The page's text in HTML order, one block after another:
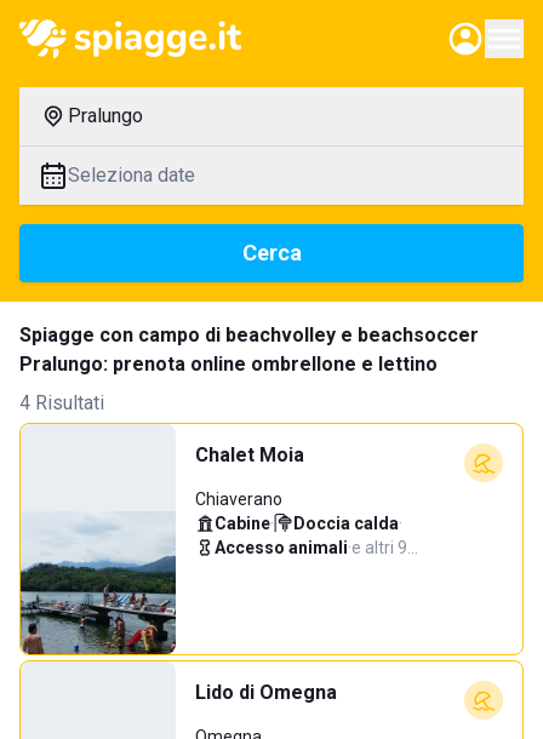
Pralungo
Seleziona date
Cerca
Spiagge con campo di beachvolley e beachsoccer
Pralungo: prenota online ombrellone e lettino
4 Risultati
Chalet Moia
Chiaverano
Cabine· Doccia calda·
Accesso animali·e altri 9…
Lido di Omegna